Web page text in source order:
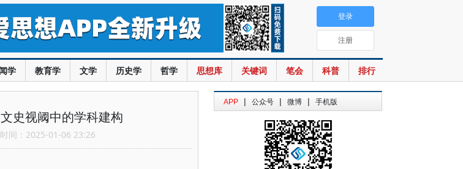
学 教育学 文学 历史学 哲学 思想库 关键词 笔会 科普 排行
登录
注册
史视阈中的学科建构
间：2025-01-06 23:26
APP | 公众号 | 微博 | 手机版